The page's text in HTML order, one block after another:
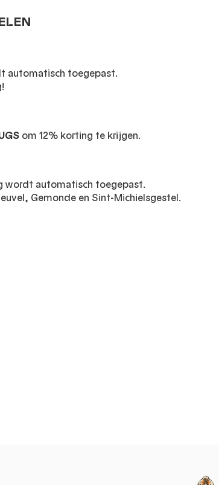
automatisch toegepast.
om 12% korting te krijgen.
wordt automatisch toegepast.
Gemonde en Sint-Michielsgestel.